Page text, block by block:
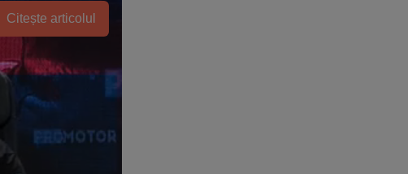
Citește articolul